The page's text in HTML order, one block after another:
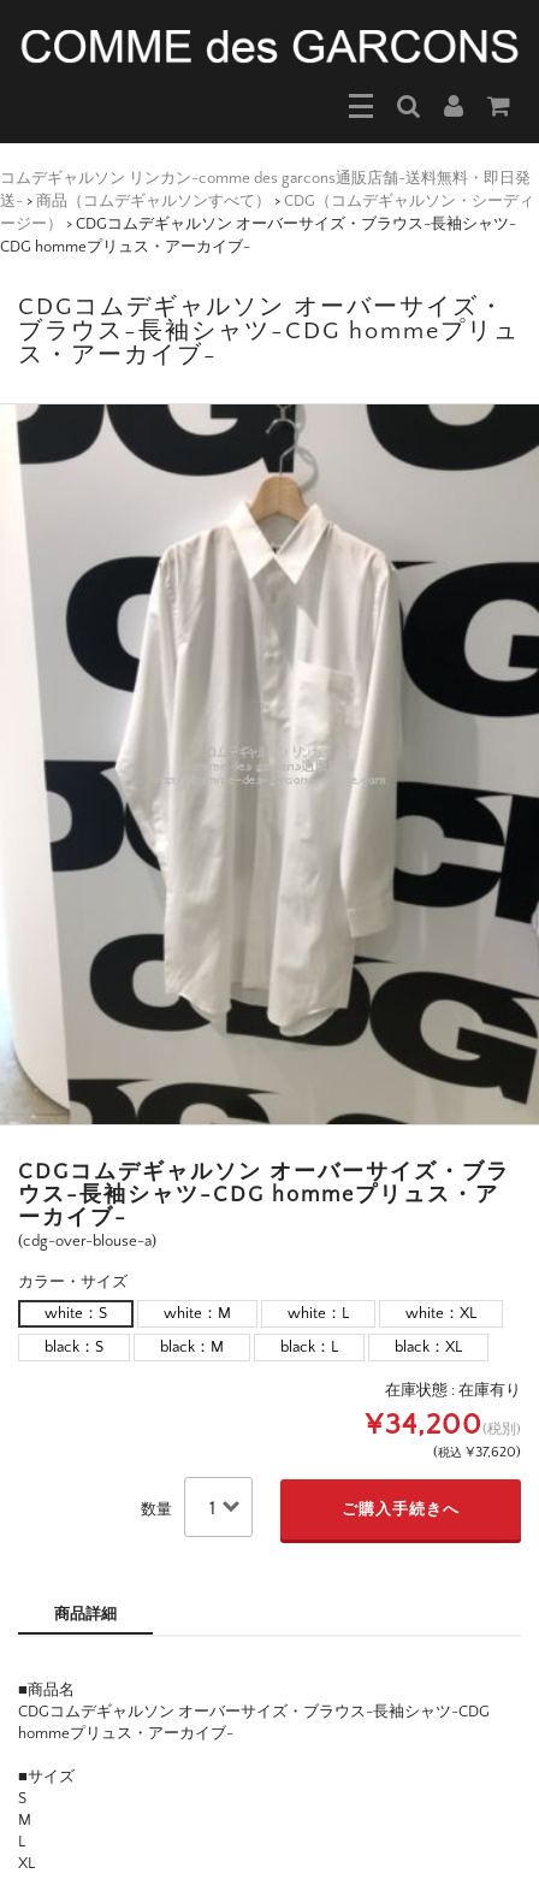
コムデギャルソン リンカン-comme des garcons通販店舗-送料無料・即日発
送- > 商品（コムデギャルソンすべて） > CDG（コムデギャルソン・シーディ
ージー）
> CDGコムデギャルソン オーバーサイズ・ブラウス-長袖シャツ-
CDG hommeプリュス・アーカイブ-
CDGコムデギャルソン オーバーサイズ・
ブラウス-長袖シャツ-CDG hommeプリュ
ス・アーカイブ-
CDGコムデギャルソン オーバーサイズ・ブラ
ウス-長袖シャツ-CDG hommeプリュス・ア
ーカイブ-
(cdg-over-blouse-a)
カラー・サイズ
white：S
white：M white：L
white：XL
black：S
black：M black：L black：XL
在庫状態 : 在庫有り
¥34,200(税別)
(税込 ¥37,620)
数量
商品詳細
■商品名
CDGコムデギャルソン オーバーサイズ・ブラウス-長袖シャツ-CDG
hommeプリュス・アーカイブ-
■サイズ
S
M
L
XL